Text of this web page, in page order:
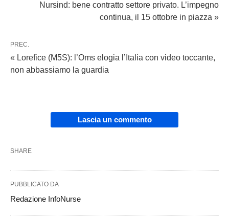
Nursind: bene contratto settore privato. L’impegno
continua, il 15 ottobre in piazza »
PREC.
« Lorefice (M5S): l’Oms elogia l’Italia con video toccante,
non abbassiamo la guardia
Lascia un commento
SHARE
PUBBLICATO DA
Redazione InfoNurse